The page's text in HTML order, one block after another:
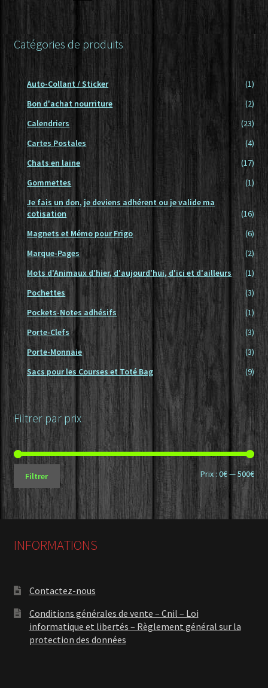
Catégories de produits
Auto-Collant / Sticker
(1)
Bon d'achat nourriture
(2)
Calendriers
(23)
Cartes Postales
(4)
Chats en laine
(17)
Gommettes
(1)
Je fais un don, je deviens adhérent ou je valide ma
cotisation
(16)
Magnets et Mémo pour Frigo
(6)
Marque-Pages
(2)
Mots d'Animaux d'hier, d'aujourd'hui, d'ici et d'ailleurs
(1)
Pochettes
(3)
Pockets-Notes adhésifs
(1)
Porte-Clefs
(3)
Porte-Monnaie
(3)
Sacs pour les Courses et Toté Bag
(9)
Filtrer par prix
Prix
min
Prix
max
Filtrer Prix :0€—500€
INFORMATIONS
Contactez-nous
Conditions générales de vente – Cnil – Loi
informatique et libertés – Règlement général sur la
protection des données